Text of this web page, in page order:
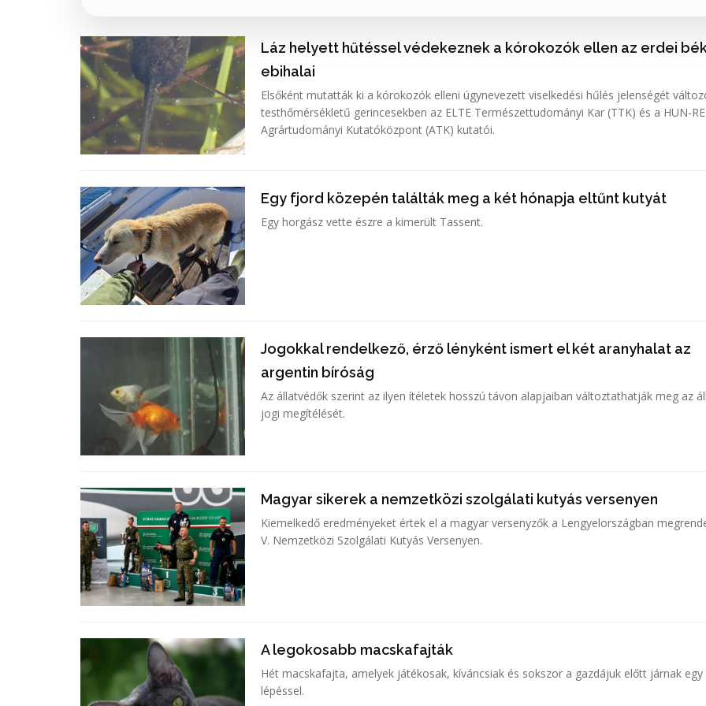
Láz helyett hűtéssel védekeznek a kórokozók ellen az erdei
ebihalai
Elsőként mutatták ki a kórokozók elleni úgynevezett viselkedési hűlés jelenségét
testhőmérsékletű gerincesekben az ELTE Természettudományi Kar (TTK) és a HUN-
Agrártudományi Kutatóközpont (ATK) kutatói.
Egy fjord közepén találták meg a két hónapja eltűnt kutyát
Egy horgász vette észre a kimerült Tassent.
Jogokkal rendelkező, érző lényként ismert el két aranyhalat az
argentin bíróság
Az állatvédők szerint az ilyen ítéletek hosszú távon alapjaiban változtathatják meg az
jogi megítélését.
Magyar sikerek a nemzetközi szolgálati kutyás versenyen
Kiemelkedő eredményeket értek el a magyar versenyzők a Lengyelországban
V. Nemzetközi Szolgálati Kutyás Versenyen.
A legokosabb macskafajták
Hét macskafajta, amelyek játékosak, kíváncsiak és sokszor a gazdájuk előtt járnak egy
lépéssel.